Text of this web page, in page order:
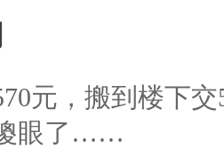
元，搬到楼下
眼了……